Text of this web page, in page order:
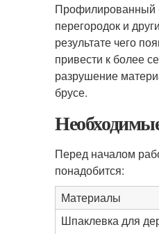
Профилированный
перегородок и
результате чего
привести к более
разрушение
брусе.
Перед началом
понадобится:
Материалы
Шпаклевка для